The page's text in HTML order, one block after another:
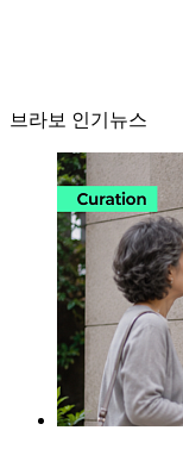
브라보 인기뉴스